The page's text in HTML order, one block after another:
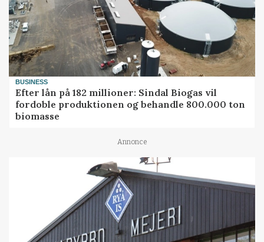
BUSINESS
Efter lån på 182 millioner: Sindal Biogas vil
fordoble produktionen og behandle 800.000 ton
biomasse
Annonce